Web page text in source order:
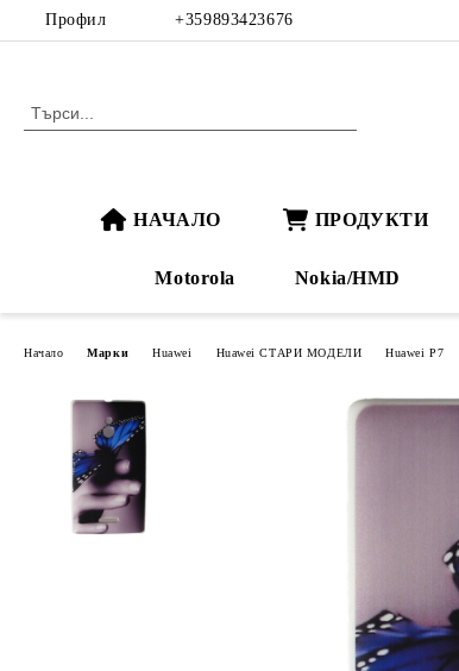
Профил +359893423676
НАЧАЛО ПРОДУКТИ
Motorola Nokia/HMD
Начало Марки Huawei Huawei СТАРИ МОДЕЛИ Huawei P7